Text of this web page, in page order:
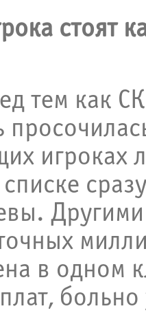
стоят
тем как
игроках
в одном